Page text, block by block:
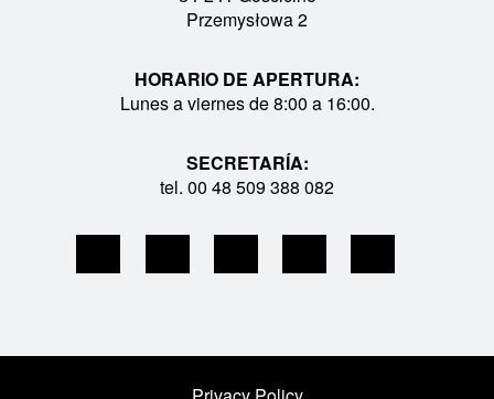
Przemysłowa 2
HORARIO DE APERTURA:
Lunes a viernes de 8:00 a 16:00.
SECRETARÍA:
tel. 00 48 509 388 082